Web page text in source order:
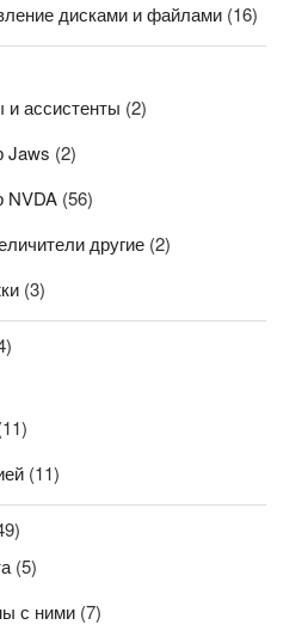
дисками и файлами (16)
и ассистенты (2)
Jaws (2)
NVDA (56)
другие (2)
(3)
(11)
(5)
с ними (7)